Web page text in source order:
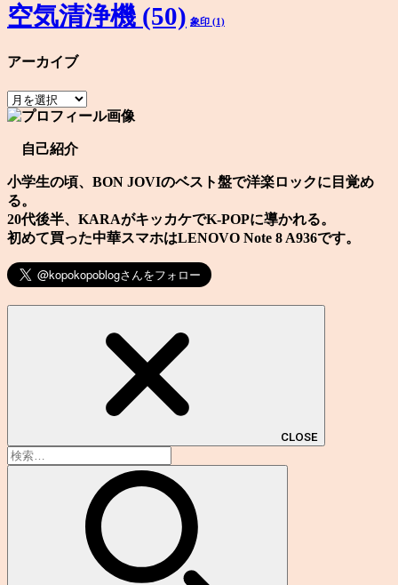
空気清浄機 (50) 象印 (1)
アーカイブ
ア
ー
ブ
自己紹介
小学生の頃、BON JOVIのベスト盤で洋楽ロックに目覚め
る。
20代後半、KARAがキッカケでK-POPに導かれる。
初めて買った中華スマホはLENOVO Note 8 A936です。
CLOSE
検
索: